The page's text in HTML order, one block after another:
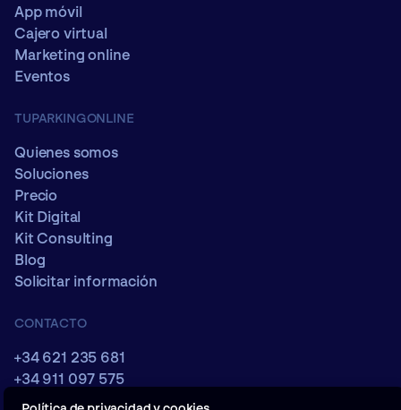
App móvil
Cajero virtual
Marketing online
Eventos
TUPARKINGONLINE
Quienes somos
Soluciones
Precio
Kit Digital
Kit Consulting
Blog
Solicitar información
CONTACTO
+34 621 235 681
+34 911 097 575
comercial@tuparkingonline.com